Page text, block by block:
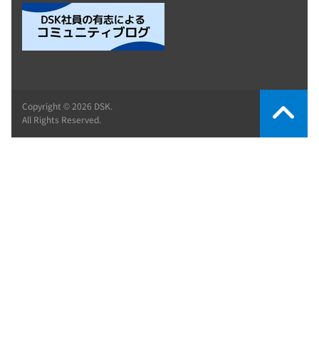
Copyright © 2026 DSK.
All Rights Reserved.